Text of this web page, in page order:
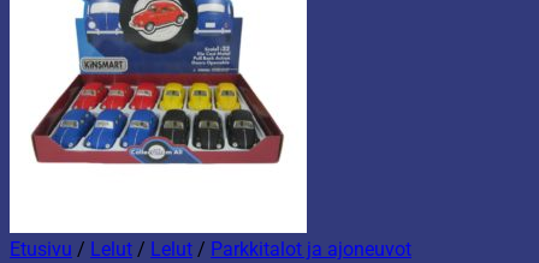
Etusivu / Lelut / Lelut / Parkkitalot ja ajoneuvot